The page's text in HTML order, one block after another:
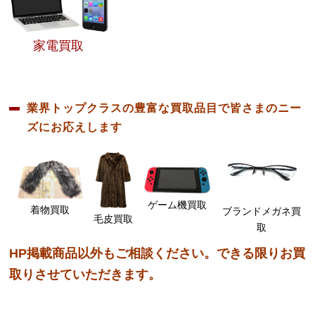
家電買取
業界トップクラスの豊富な買取品目で皆さまのニー
ズにお応えします
着物買取
毛皮買取
ゲーム機買取
ブランドメガネ買
取
HP掲載商品以外もご相談ください。できる限りお買
取りさせていただきます。